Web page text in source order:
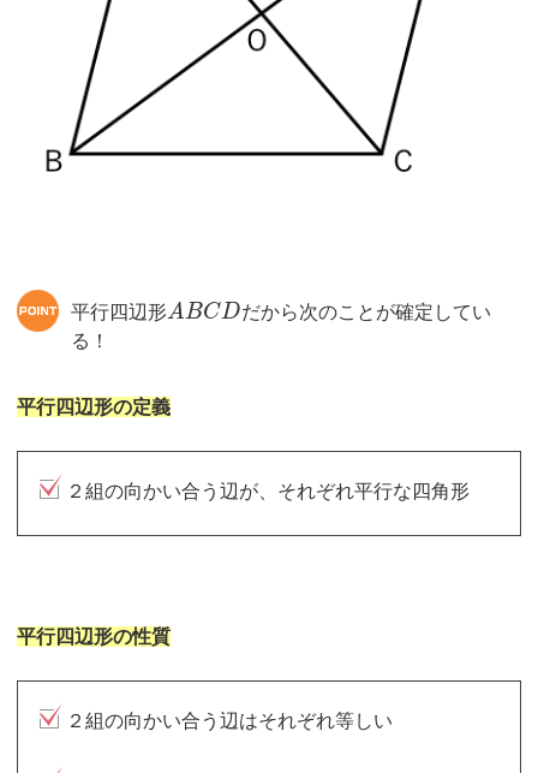
平行四辺形ABCDだから次のことが確定してい
る！
平行四辺形の定義
２組の向かい合う辺が、それぞれ平行な四角形
平行四辺形の性質
２組の向かい合う辺はそれぞれ等しい